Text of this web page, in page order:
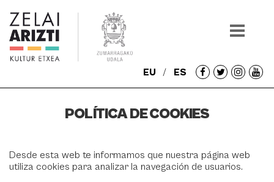
EU ES
Redes
sociales
POLÍTICA DE COOKIES
Desde esta web te informamos que nuestra página web
utiliza cookies para analizar la navegación de usuarios.